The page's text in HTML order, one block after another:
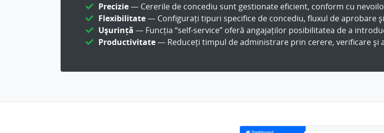
Precizie— Cererile de concediu sunt gestionate eficient, conform cu
Flexibilitate— Configurați tipuri specifice de concediu, fluxul de aprobare
Ușurință — Funcția “self-service” oferă angajaților posibilitatea de a
Productivitate— Reduceți timpul de administrare prin cerere, verificare și